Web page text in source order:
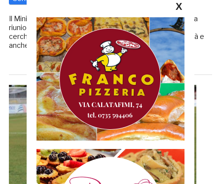
Il Ministro dello Sport Vincenzo Spadafora, al termine della
riunione a Palazzo Chigi non usa giri di parole: «Sullo sport
cercheremo di contemplare il prosieguo di tutte le attività e
anche del campionato ma nel […]
X